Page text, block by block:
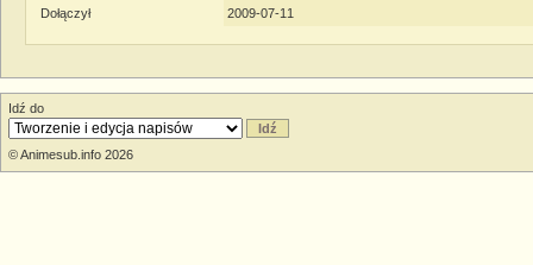
Dołączył
2009-07-11
Idź do
© Animesub.info 2026